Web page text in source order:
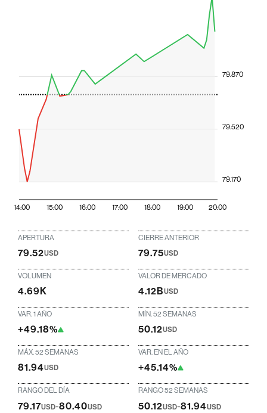
14:00 15:00 16:00 17:00 18:00 19:00 20:00
79.170
79.520
79.870
APERTURA
79.52USD
CIERRE ANTERIOR
79.75USD
VOLUMEN
4.69K
VALOR DE MERCADO
4.12BUSD
VAR. 1 AÑO
+49.18%
MÍN. 52 SEMANAS
50.12USD
MÁX. 52 SEMANAS
81.94USD
VAR. EN EL AÑO
+45.14%
RANGO DEL DÍA
79.17USD-80.40USD
RANGO 52 SEMANAS
50.12USD-81.94USD